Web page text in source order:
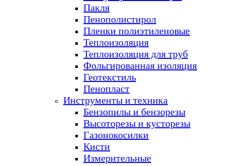
Пакля
Пенополистирол
Пленки полиэтиленовые
Теплоизоляция
Теплоизоляция для труб
Фольгированная изоляция
Геотекстиль
Пенопласт
Инструменты и техника
Бензопилы и бензорезы
Высоторезы и кусторезы
Газонокосилки
Кисти
Измерительные